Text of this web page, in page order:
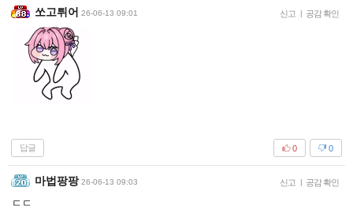
쏘고튀어 26-06-13 09:01 신고 | 공감 확인
답글 0
0
마법팡팡 26-06-13 09:03 신고 | 공감 확인
ㄷㄷ